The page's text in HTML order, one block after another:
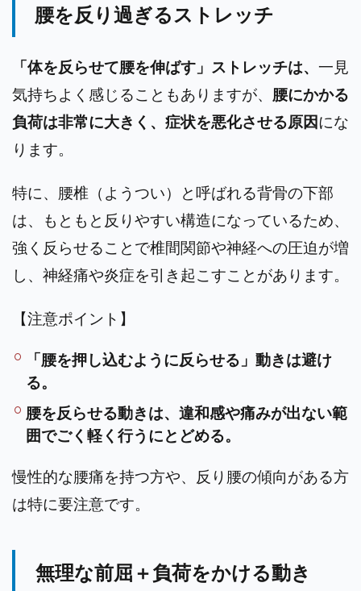
腰を反り過ぎるストレッチ
「体を反らせて腰を伸ばす」ストレッチは、 一見
気持ちよく感じることもありますが、 腰にかかる
負荷は非常に大きく、症状を悪化させる原因にな
ります。
特に、腰椎（ようつい）と呼ばれる背骨の下部
は、もともと反りやすい構造になっているため、
強く反らせることで椎間関節や神経への圧迫が増
し、神経痛や炎症を引き起こすことがあります。
【注意ポイント】
「腰を押し込むように反らせる」動きは避け
る。
腰を反らせる動きは、違和感や痛みが出ない範
囲でごく軽く行うにとどめる。
慢性的な腰痛を持つ方や、反り腰の傾向がある方
は特に要注意です。
無理な前屈＋負荷をかける動き